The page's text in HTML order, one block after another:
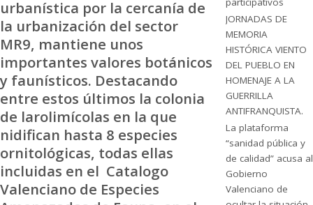
urbanística por la cercanía de
la urbanización del sector
MR9, mantiene unos
importantes valores botánicos
y faunísticos. Destacando
entre estos últimos la colonia
de larolimícolas en la que
nidifican hasta 8 especies
ornitológicas, todas ellas
incluidas en el Catalogo
Valenciano de Especies
JORNADAS DE
MEMORIA
HISTÓRICA VIENTO
DEL PUEBLO EN
HOMENAJE A LA
GUERRILLA
ANTIFRANQUISTA.
La plataforma
“sanidad pública y
de calidad” acusa al
Gobierno
Valenciano de